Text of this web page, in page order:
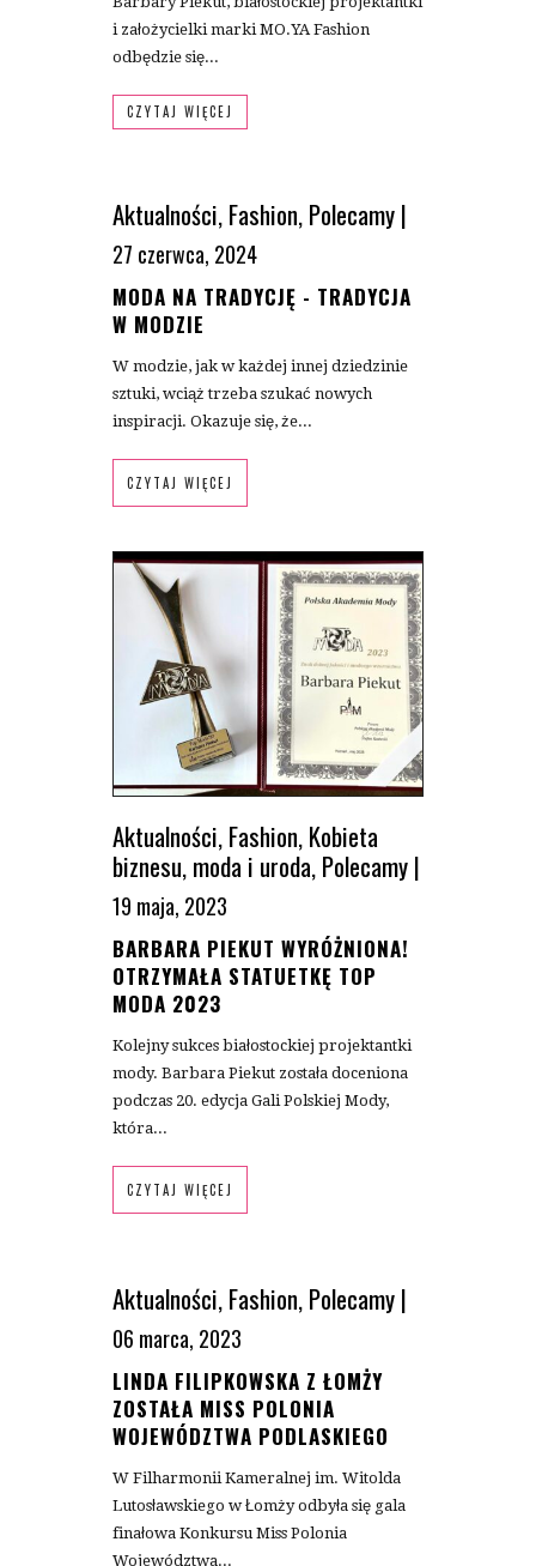
i założycielki marki MO.YA Fashion
odbędzie się...
CZYTAJ WIĘCEJ
Aktualności,Fashion,Polecamy|
27 czerwca, 2024
MODA NA TRADYCJĘ - TRADYCJA
W MODZIE
W modzie, jak w każdej innej dziedzinie
sztuki, wciąż trzeba szukać nowych
inspiracji. Okazuje się, że...
CZYTAJ WIĘCEJ
Aktualności,Fashion,Kobieta
biznesu,moda i uroda,Polecamy|
19 maja, 2023
BARBARA PIEKUT WYRÓŻNIONA!
OTRZYMAŁA STATUETKĘ TOP
MODA 2023
Kolejny sukces białostockiej projektantki
mody. Barbara Piekut została doceniona
podczas 20. edycja Gali Polskiej Mody,
która...
CZYTAJ WIĘCEJ
Aktualności,Fashion,Polecamy|
06 marca, 2023
LINDA FILIPKOWSKA Z ŁOMŻY
ZOSTAŁA MISS POLONIA
WOJEWÓDZTWA PODLASKIEGO
W Filharmonii Kameralnej im. Witolda
Lutosławskiego w Łomży odbyła się gala
finałowa Konkursu Miss Polonia
Województwa...